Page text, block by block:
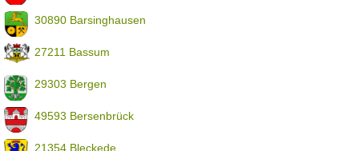
30890 Barsinghausen
27211 Bassum
29303 Bergen
49593 Bersenbrück
21354 Bleckede